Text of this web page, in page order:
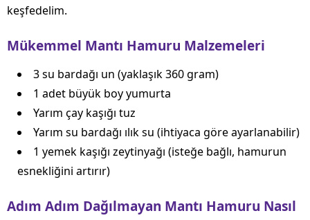
keşfedelim.
Mükemmel Mantı Hamuru Malzemeleri
3 su bardağı un (yaklaşık 360 gram)
1 adet büyük boy yumurta
Yarım çay kaşığı tuz
Yarım su bardağı ılık su (ihtiyaca göre ayarlanabilir)
1 yemek kaşığı zeytinyağı (isteğe bağlı, hamurun
esnekliğini artırır)
Adım Adım Dağılmayan Mantı Hamuru Nasıl